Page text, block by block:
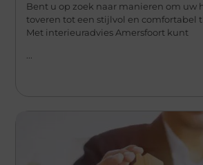
Bent u op zoek naar manieren om uw
toveren tot een stijlvol en comfortabel
Met interieuradvies Amersfoort kunt
...